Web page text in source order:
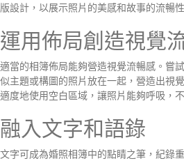
版設計，以展示照片的美感和故事的流暢性
運用佈局創造視覺
適當的相簿佈局能夠營造視覺流暢感。嘗
似主題或構圖的照片放在一起，營造出視
適度地使用空白區域，讓照片能夠呼吸，
融入文字和語錄
文字可成為婚照相簿中的點睛之筆，紀錄